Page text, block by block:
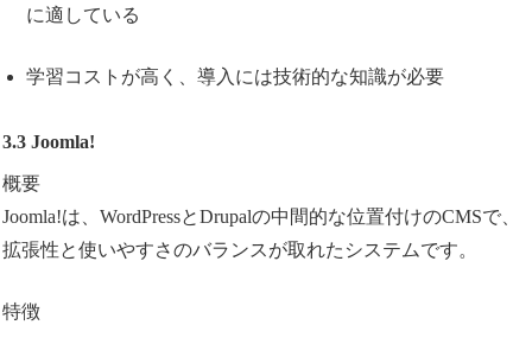
に適している
学習コストが高く、導入には技術的な知識が必要
3.3 Joomla!
概要
Joomla!は、WordPressとDrupalの中間的な位置付けのCMSで、
拡張性と使いやすさのバランスが取れたシステムです。
特徴